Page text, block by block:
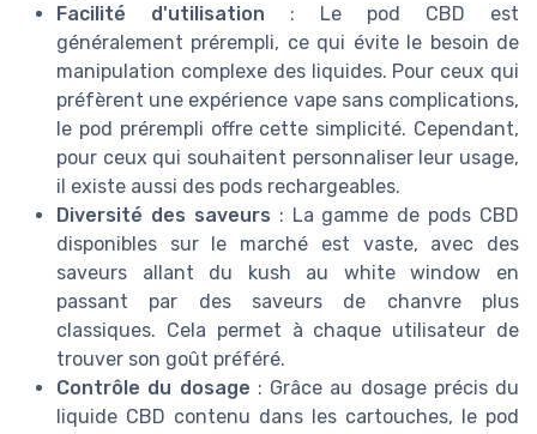
Facilité d'utilisation : Le pod CBD est
généralement prérempli, ce qui évite le besoin de
manipulation complexe des liquides. Pour ceux qui
préfèrent une expérience vape sans complications,
le pod prérempli offre cette simplicité. Cependant,
pour ceux qui souhaitent personnaliser leur usage,
il existe aussi des pods rechargeables.
Diversité des saveurs : La gamme de pods CBD
disponibles sur le marché est vaste, avec des
saveurs allant du kush au white window en
passant par des saveurs de chanvre plus
classiques. Cela permet à chaque utilisateur de
trouver son goût préféré.
Contrôle du dosage : Grâce au dosage précis du
liquide CBD contenu dans les cartouches, le pod